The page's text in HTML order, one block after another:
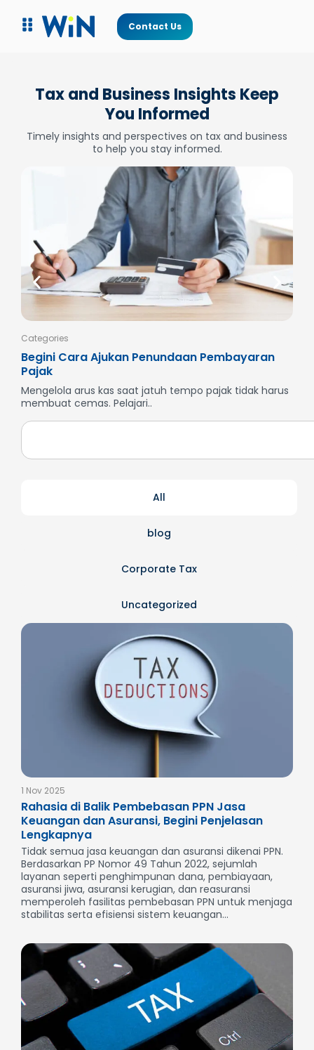
Contact Us
Tax and Business Insights Keep
You Informed
Timely insights and perspectives on tax and business
to help you stay informed.
Categories
Begini Cara Ajukan Penundaan Pembayaran
Pajak
Mengelola arus kas saat jatuh tempo pajak tidak harus
membuat cemas. Pelajari..
blog
Corporate Tax
Uncategorized
All
1 Nov 2025
Rahasia di Balik Pembebasan PPN Jasa
Keuangan dan Asuransi, Begini Penjelasan
Lengkapnya
Tidak semua jasa keuangan dan asuransi dikenai PPN.
Berdasarkan PP Nomor 49 Tahun 2022, sejumlah
layanan seperti penghimpunan dana, pembiayaan,
asuransi jiwa, asuransi kerugian, dan reasuransi
memperoleh fasilitas pembebasan PPN untuk menjaga
stabilitas serta efisiensi sistem keuangan...